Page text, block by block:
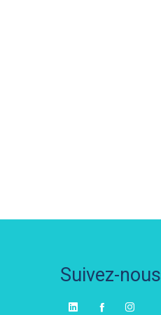
Suivez-nous